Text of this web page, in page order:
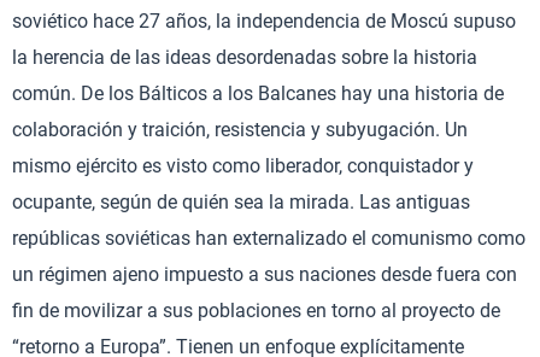
soviético hace 27 años, la independencia de Moscú supuso
la herencia de las ideas desordenadas sobre la historia
común. De los Bálticos a los Balcanes hay una historia de
colaboración y traición, resistencia y subyugación. Un
mismo ejército es visto como liberador, conquistador y
ocupante, según de quién sea la mirada. Las antiguas
repúblicas soviéticas han externalizado el comunismo como
un régimen ajeno impuesto a sus naciones desde fuera con
fin de movilizar a sus poblaciones en torno al proyecto de
“retorno a Europa”. Tienen un enfoque explícitamente